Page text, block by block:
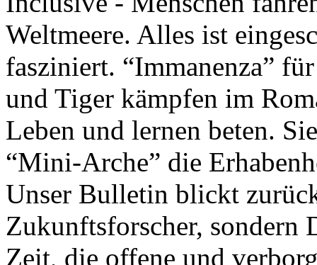
Weltmeere. Alles ist
fasziniert. “Immanenza”
und Tiger kämpfen im
Leben und lernen beten.
“Mini-Arche” die
Unser Bulletin blickt
Zukunftsforscher, sondern
Zeit, die offene und